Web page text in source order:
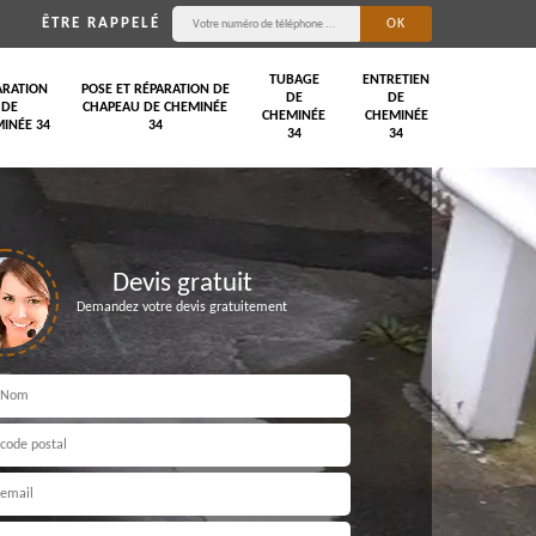
ÊTRE RAPPELÉ
DE
34
POSE ET RÉPARATION DE
CHAPEAU DE CHEMINÉE
34
TUBAGE
DE
CHEMINÉE
34
ENTRETIEN
DE
CHEMINÉE
34
Devis gratuit
Demandez votre devis gratuitement